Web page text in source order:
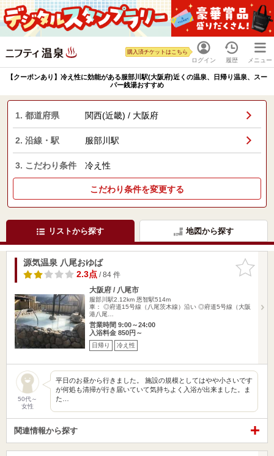
ログイン
購入済チケットはこちら
履歴 メニュー
【クーポンあり】冷え性に効能がある服部川駅(大阪府)近くの温泉、日帰り温泉、スー
パー銭湯おすすめ
1. 都道府県 関西(近畿) / 大阪府
2. 沿線・駅 服部川駅
3. こだわり条件 冷え性
こだわり条件を変更する
リストから探す 地図から探す
お気に入
りに追加
源気温泉 八尾おゆば
2.3点/ 84 件
大阪府 / 八尾市
服部川駅2.12km 恩智駅514m
車： ◎府道15号線（八尾茨木線）沿い ◎府道5号線（大阪
港八尾…
営業時間 9:00～24:00
入浴料金 850円～
日帰り 冷え性
50代～
女性
平日のお昼から行きました。 施設の規模としてはやや小さいです
が何処も清掃が行き届いていて気持ちよく入浴が出来ました。ま
た…
関連情報から探す